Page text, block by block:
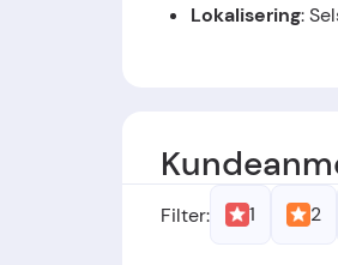
Lokalisering:
Filter: 1 2